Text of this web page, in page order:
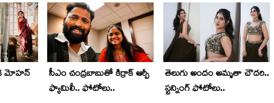
మోహ‌న్
సీఎం చంద్రబాబుతో కిర్రాక్ ఆర్పీ
ఫ్యామిలీ.. ఫోటోలు..
తెలుగు అందం అమృతా చౌద‌రి..
స్ట‌న్నింగ్ ఫోటోలు..